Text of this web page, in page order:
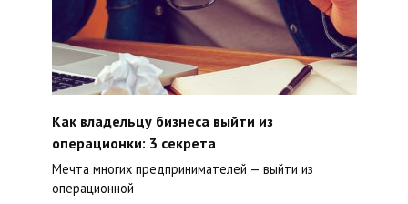
Как владельцу бизнеса выйти из
операционки: 3 секрета
Мечта многих предпринимателей — выйти из
операционной